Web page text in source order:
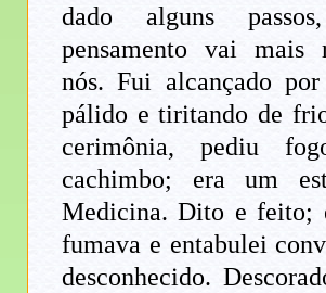
dado alguns
pensamento vai mais
nós. Fui alcançado
pálido e tiritando de
cerimônia, pediu
cachimbo; era um
Medicina. Dito e feito;
fumava e entabulei
desconhecido.